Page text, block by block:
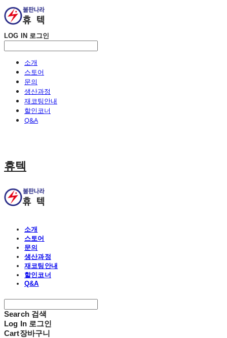
LOG IN 로그인
소개
스토어
문의
생산과정
재코팅안내
할인코너
Q&A
휴텍
소개
스토어
문의
생산과정
재코팅안내
할인코너
Q&A
Search 검색
Log In 로그인
Cart장바구니